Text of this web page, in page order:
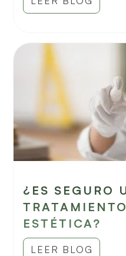
¿ES SEGURO
ESTÉTICA?
LEER BLOG